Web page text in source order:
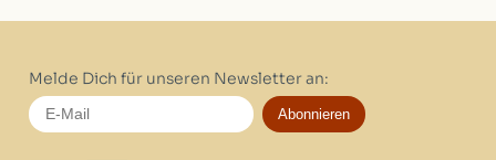
Melde Dich für unseren Newsletter an:
Abonnieren